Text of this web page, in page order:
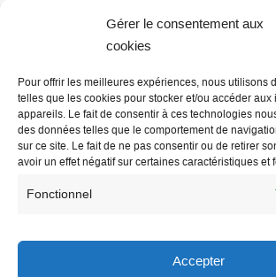
Gérer le consentement aux
cookies
Pour offrir les meilleures expériences, nous utilisons
telles que les cookies pour stocker et/ou accéder aux
appareils. Le fait de consentir à ces technologies
des données telles que le comportement de
sur ce site. Le fait de ne pas consentir ou de retirer
avoir un effet négatif sur certaines caractéristiques et
Fonctionnel
Accepter
Les Libres Géographes